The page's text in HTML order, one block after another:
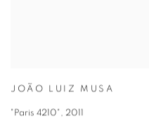
JOÃO LUIZ MUSA
"Paris 4210" , 2011